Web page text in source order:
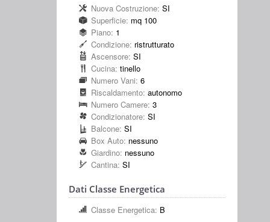
Nuova Costruzione: SI
Superficie: mq 100
Piano: 1
Condizione: ristrutturato
Ascensore: SI
Cucina: tinello
Numero Vani: 6
Riscaldamento: autonomo
Numero Camere: 3
Condizionatore: SI
Balcone: SI
Box Auto: nessuno
Giardino: nessuno
Cantina: SI
Dati Classe Energetica
Classe Energetica: B